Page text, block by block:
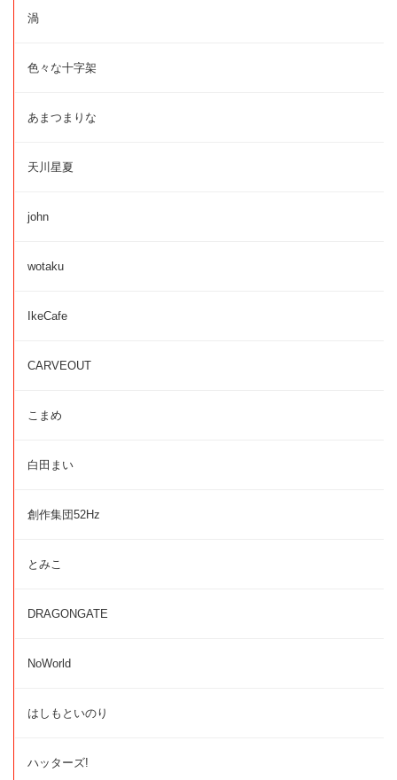
渦
色々な十字架
あまつまりな
天川星夏
john
wotaku
IkeCafe
CARVEOUT
こまめ
白田まい
創作集団52Hz
とみこ
DRAGONGATE
NoWorld
はしもといのり
ハッターズ!